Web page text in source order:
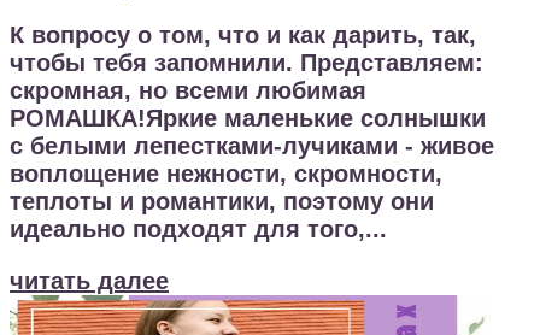
К вопросу о том, что и как дарить, так,
чтобы тебя запомнили. Представляем:
скромная, но всеми любимая
РОМАШКА!Яркие маленькие солнышки
с белыми лепестками-лучиками - живое
воплощение нежности, скромности,
теплоты и романтики, поэтому они
идеально подходят для того,...
читать далее